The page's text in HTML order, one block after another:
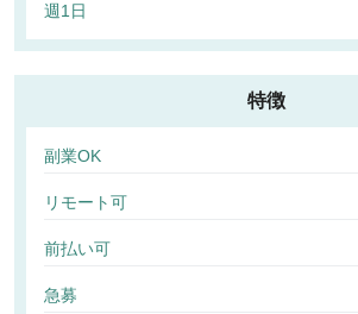
週1日
特徴
副業OK
リモート可
前払い可
急募